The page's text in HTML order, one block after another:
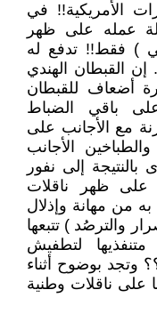
الأمريكية!! في
عمله على ظهر
دولار أمريكي ) فقط!! تدفع له
إن القبطان الهندي
أضعاف للقبطان
باقي الضباط
مع الأجانب على
والطباخين الأجانب
بالنتيجة إلى نفور
على ظهر ناقلات
من مهانة وإذلال
والترصُد ) تتبعها
لتطفيش
وتجد بوضوح أثناء
على ناقلات وطنية